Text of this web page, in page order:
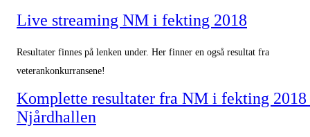
Live streaming NM i fekting 2018
Resultater finnes på lenken under. Her finner en også resultat fra
veterankonkurransene!
Komplette resultater fra NM i fekting
Njårdhallen